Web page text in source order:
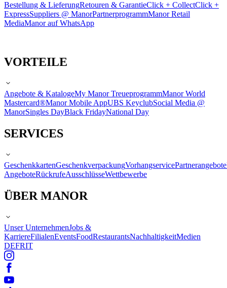
Bestellung & LieferungRetouren & GarantieClick + CollectClick +
ExpressSuppliers @ ManorPartnerprogrammManor Retail
MediaManor auf WhatsApp
VORTEILE
Angebote & KatalogeMy Manor TreueprogrammManor World
Mastercard®Manor Mobile AppUBS KeyclubSocial Media @
ManorSingles DayBlack FridayNational Day
SERVICES
GeschenkkartenGeschenkverpackungVorhangservicePartnerangebote
AngeboteRückrufeAusschlüsseWettbewerbe
ÜBER MANOR
Unser UnternehmenJobs &
KarriereFilialenEventsFoodRestaurantsNachhaltigkeitMedien
DEFRIT